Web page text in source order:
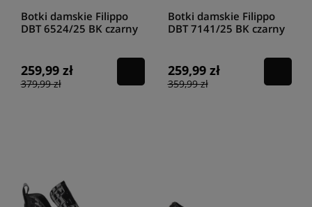
Botki damskie Filippo
DBT 6524/25 BK czarny
259,99 zł
379,99 zł
Botki damskie Filippo
DBT 7141/25 BK czarny
259,99 zł
359,99 zł